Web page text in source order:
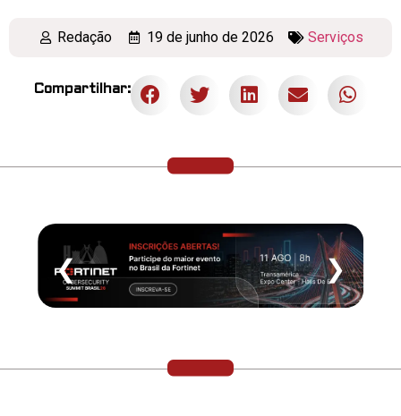
Redação 19 de junho de 2026 Serviços
Compartilhar:
❮ ❯